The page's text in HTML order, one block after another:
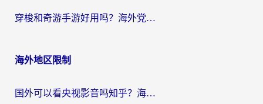
穿梭和奇游手游好用吗？海外党亲测3款回国加速器，附蜜蜂加速器七天试用攻略
海外地区限制
国外可以看央视影音吗知乎？海外党亲测有效的回国加速方案